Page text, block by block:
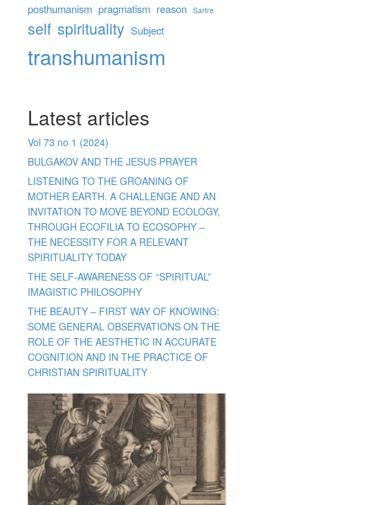
posthumanism pragmatism reason Sartre
self spirituality Subject
transhumanism
Latest articles
Vol 73 no 1 (2024)
BULGAKOV AND THE JESUS PRAYER
LISTENING TO THE GROANING OF
MOTHER EARTH. A CHALLENGE AND AN
INVITATION TO MOVE BEYOND ECOLOGY,
THROUGH ECOFILIA TO ECOSOPHY –
THE NECESSITY FOR A RELEVANT
SPIRITUALITY TODAY
THE SELF-AWARENESS OF “SPIRITUAL”
IMAGISTIC PHILOSOPHY
THE BEAUTY – FIRST WAY OF KNOWING:
SOME GENERAL OBSERVATIONS ON THE
ROLE OF THE AESTHETIC IN ACCURATE
COGNITION AND IN THE PRACTICE OF
CHRISTIAN SPIRITUALITY